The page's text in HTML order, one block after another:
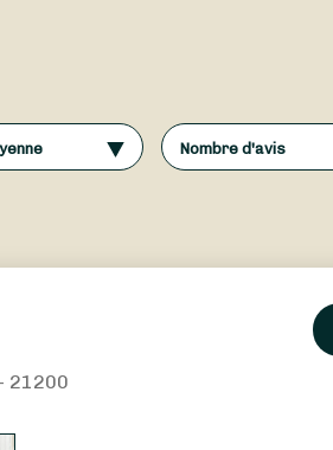
Nombre d'avis
21200